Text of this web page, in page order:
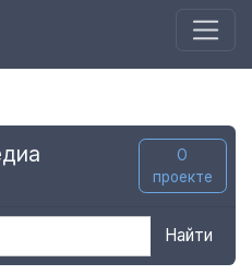
О
проекте
Найти